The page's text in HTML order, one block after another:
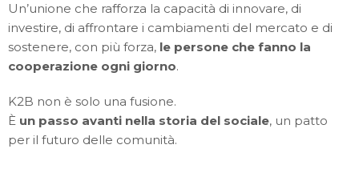
Un’unione che rafforza la capacità di innovare, di
investire, di affrontare i cambiamenti del mercato e di
sostenere, con più forza, le persone che fanno la
cooperazione ogni giorno.
K2B non è solo una fusione.
È un passo avanti nella storia del sociale, un patto
per il futuro delle comunità.